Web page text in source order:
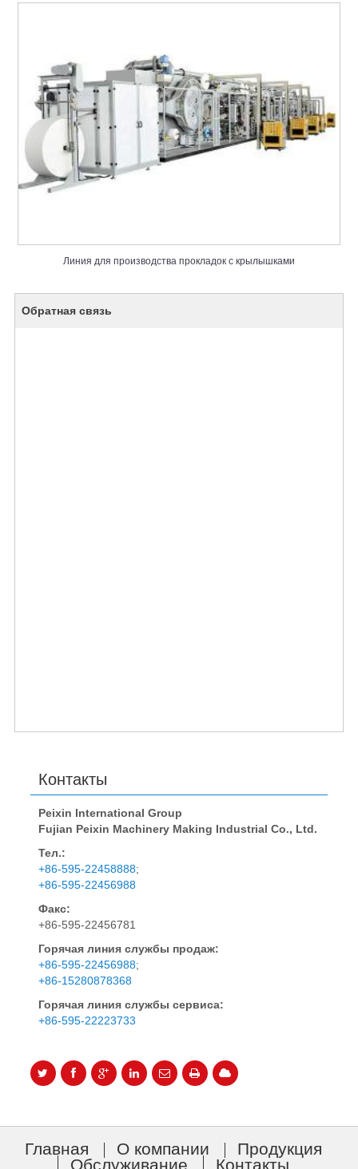
Линия для производства прокладок с крылышками
Обратная связь
Контакты
Peixin International Group
Fujian Peixin Machinery Making Industrial Co., Ltd.
Тел.:
+86-595-22458888;
+86-595-22456988
Факс:
+86-595-22456781
Горячая линия службы продаж:
+86-595-22456988;
+86-15280878368
Горячая линия службы сервиса:
+86-595-22223733
Главная О компании
Продукция
Обслуживание
Контакты